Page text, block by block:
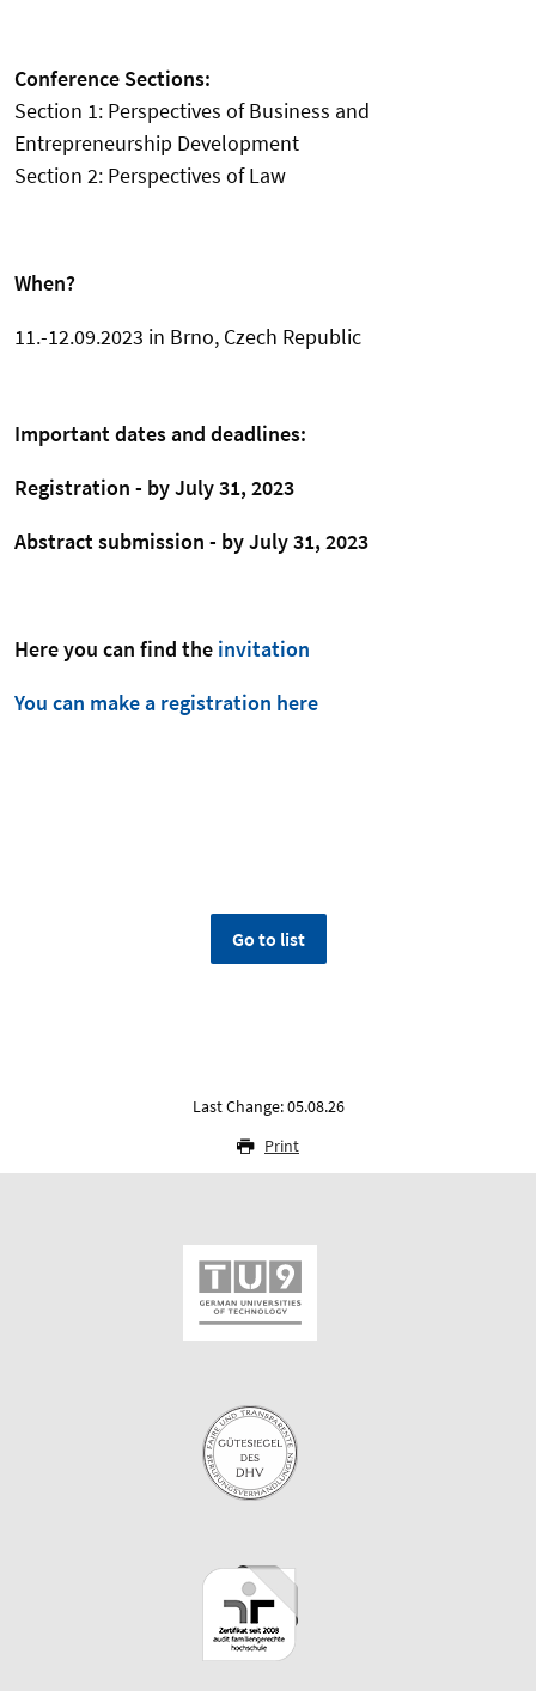
Conference Sections:
Section 1: Perspectives of Business and
Entrepreneurship Development
Section 2: Perspectives of Law
When?
11.-12.09.2023 in Brno, Czech Republic
Important dates and deadlines:
Registration - by July 31, 2023
Abstract submission - by July 31, 2023
Here you can find the invitation
You can make a registration here
Go to list
Last Change: 05.08.26
Print